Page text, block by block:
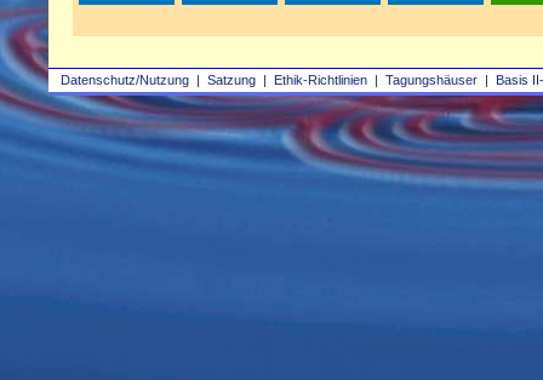
Datenschutz/Nutzung | Satzung | Ethik-Richtlinien | Tagungshäuser | Basis